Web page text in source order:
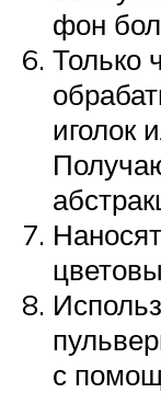
фон
Только
иголок
с